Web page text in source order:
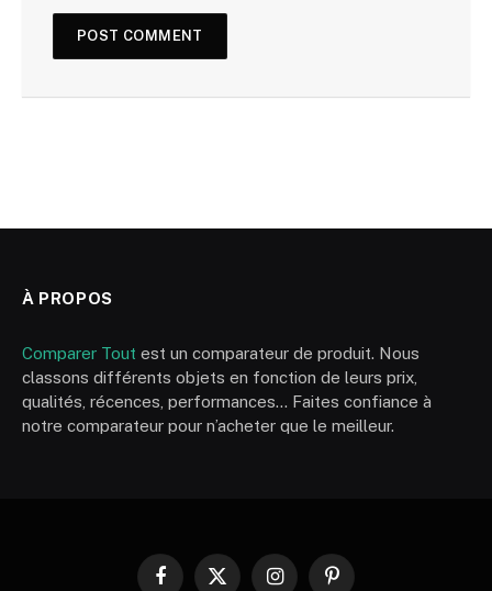
À PROPOS
Comparer Tout est un comparateur de produit. Nous
classons différents objets en fonction de leurs prix,
qualités, récences, performances… Faites confiance à
notre comparateur pour n’acheter que le meilleur.
Facebook
X InstagramPinterest